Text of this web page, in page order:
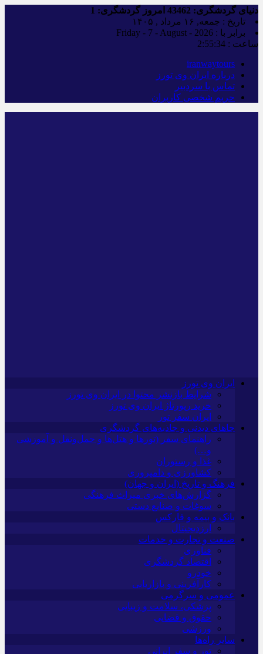
دنیای گردشگری: امروز گردشگری:
تاریخ : جمعه, ۱۶ مرداد , ۱۴۰۵
برابر با : Friday - 7 - August - 2026
ساعت : 2:55:35
iranwaytours
درباره ایران وی تورز
تماس با سردبیر
حریم شخصی کاربران
ایران وی تورز
شرایط بازنشر محتوا در ایران وی تورز
خرید رپورتاژ ایران وی تورز
ایران سفر تور
جاهای دیدنی و جاذبه‌های گردشگری
راهنمای سفر (تورها و هتل‌ها و حمل‌و‌نقل و آموزشی
و…)
غذا و رستوران
کشاورزی و دامپروری
فرهنگ و تاریخ (ایران و جهان)
گزارش‌های خبری میراث فرهنگی
سوغات و صنایع دستی
بانک و بیمه و فارکس
ارزدیجیتال
صنعت و تجارت و خدمات
فناوری
اقتصاد گردشگری
خودرو
کارآفرینی و بازاریابی
عمومی و سرگرمی
پزشکی، سلامت و زیبایی
حقوق و قضایی
ورزشی
سایر راه‌ها
تور و سفر ایرانی